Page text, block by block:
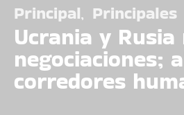
Principal Principales
Ucrania y
negociaciones;
corredores